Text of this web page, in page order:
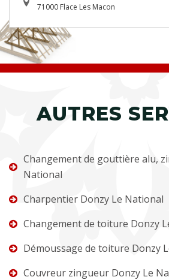
71000 Flace Les Macon
AUTRES
Changement de gouttière alu,
National
Charpentier Donzy Le National
Changement de toiture Donzy
Démoussage de toiture Donzy
Couvreur zingueur Donzy Le